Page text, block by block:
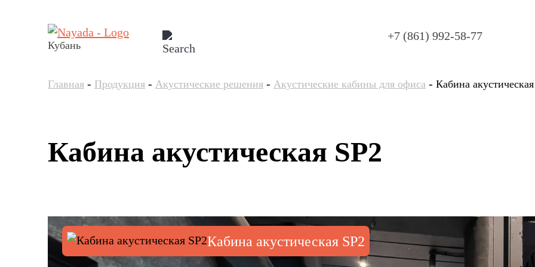
Кубань
+7 (861) 992-58-77
Главная - Продукция - Акустические решения - Акустические кабины для офиса - Кабина
Кабина акустическая SP2
Кабина акустическая SP2